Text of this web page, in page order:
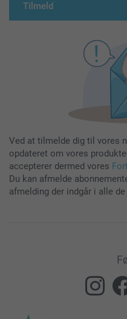
Tilmeld
Ved at tilmelde dig til vores
opdateret om vores
accepterer dermed vores
Du kan afmelde
afmelding der indgår i alle